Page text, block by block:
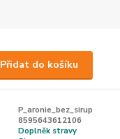
Přidat do košíku
P_aronie_bez_sirup
8595643612106
Doplněk stravy